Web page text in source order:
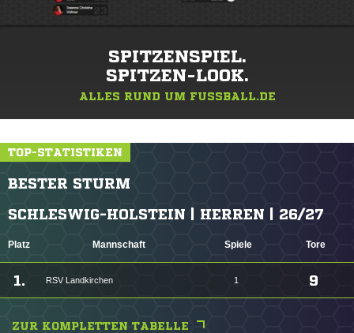
SPITZENSPIEL.
SPITZEN-LOOK.
ALLES RUND UM FUSSBALL.DE
TOP-STATISTIKEN
BESTER STURM
SCHLESWIG-HOLSTEIN | HERREN | 26/27
Platz Mannschaft Spiele Tore
1. RSV Landkirchen 1 9
ZUR KOMPLETTEN TABELLE